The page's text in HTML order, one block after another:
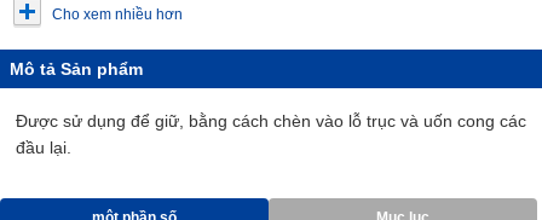
Cho xem nhiều hơn
Mô tả Sản phẩm
Được sử dụng để giữ, bằng cách chèn vào lỗ trục và uốn cong các
đầu lại.